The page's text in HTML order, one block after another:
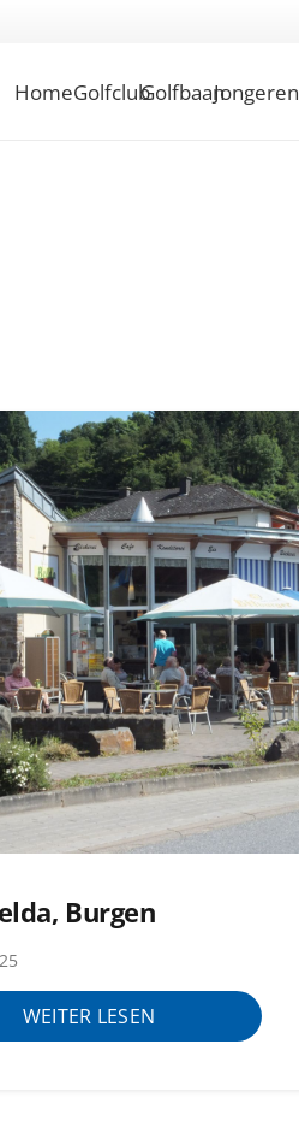
HomeGolfclubGolfbaanJongeren
Burgen
WEITER LESEN